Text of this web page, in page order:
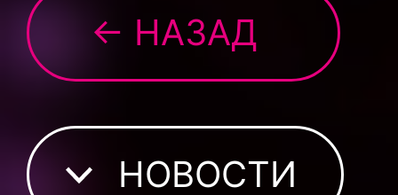
← НАЗАД
НОВОСТИ